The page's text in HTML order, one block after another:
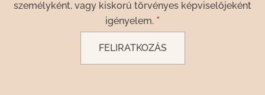
személyként, vagy kiskorú törvényes képviselőjeként
igényelem. *